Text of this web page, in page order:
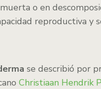
o en
reproductiva y
se describió por
Christiaan Hendrik